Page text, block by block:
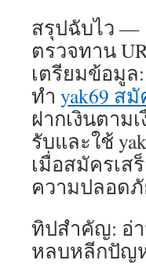
สรุปฉับไว —
ตรวจทาน
เตรียมข้อมู
ทำ yak69 ส
ฝากเงินตาม
รับและใช้
เมื่อสมัครเส
ความปลอด
ทิปสำคัญ: อ่
หลบหลีกปัญ